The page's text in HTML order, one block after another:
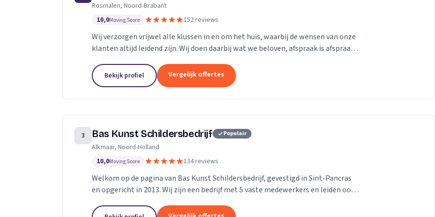
Rosmalen, Noord-Brabant
10,0Moving Score 152 reviews
Wij verzorgen vrijwel alle klussen in en om het huis, waarbij de wensen van onze
klanten altijd leidend zijn. Wij doen daarbij wat we beloven, afspraak is afspraak.
Bekijk profiel Vergelijk offertes
3 Bas Kunst Schildersbedrijf Populair
Alkmaar, Noord-Holland
10,0Moving Score 134 reviews
Welkom op de pagina van Bas Kunst Schildersbedrijf, gevestigd in Sint-Pancras
en opgericht in 2013. Wij zijn een bedrijf met 5 vaste medewerkers en leiden ook